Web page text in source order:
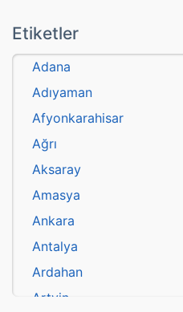
Etiketler
Adana
Adıyaman
Afyonkarahisar
Ağrı
Aksaray
Amasya
Ankara
Antalya
Ardahan
Artvin